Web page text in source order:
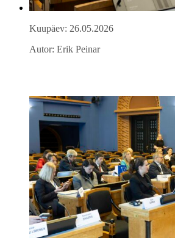
Kuupäev: 26.05.2026
Autor: Erik Peinar